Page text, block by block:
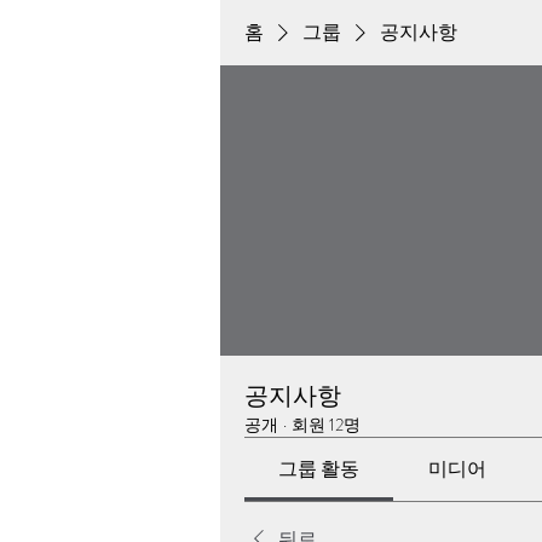
홈 그룹 공지사항
공지사항
공개 · 회원 12명
그룹 활동 미디어